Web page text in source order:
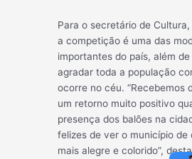
Para o secretário de
a competição é uma das
importantes do país, além
agradar toda a população
ocorre no céu. “Recebemos
um retorno muito positivo
presença dos balões na
felizes de ver o município de
mais alegre e colorido”,